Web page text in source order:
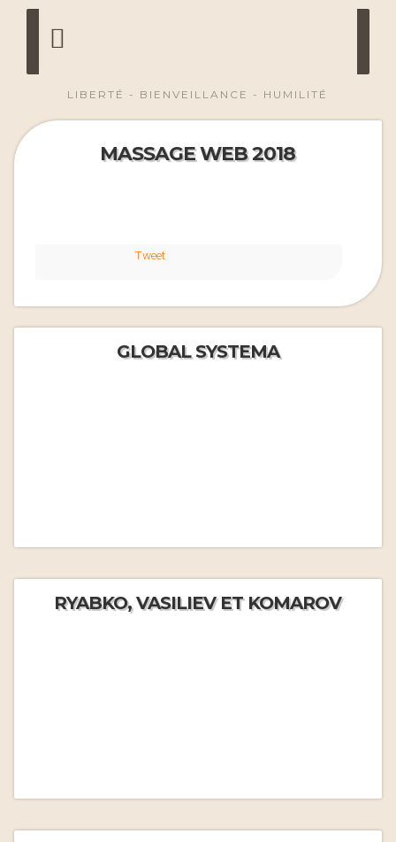
LIBERTÉ - BIENVEILLANCE - HUMILITÉ
MASSAGE WEB 2018
Tweet
GLOBAL SYSTEMA
RYABKO, VASILIEV ET KOMAROV